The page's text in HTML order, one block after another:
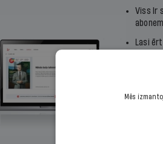
Viss Ir
Lasi
Mēs